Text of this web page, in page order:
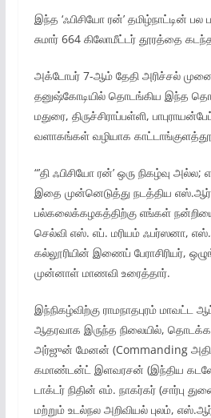
இந்த ‘ஃபிசியோ ரன்’ தமிழ்நாட்டின்
சுமார் 664 கிலோமீட்டர் தூரத்தை
அக்டோபர் 7-ஆம் தேதி அரிச்சல்
தனுஷ்கோடியில் தொடங்கிய இந்த
மதுரை, திருச்சிராப்பள்ளி,
வளாகங்கள் வழியாக
“’தி ஃபிசியோ ரன்’ ஒரு நிகழ்வு
இதை முன்னெடுத்து நடத்திய
பல்கலைக்கழகத்திற்கு எங்கள்
செல்வி எஸ். எப். மரியம் ஃபர்ஸனா,
கல்லூரியின் இணைப் பேராசிரியர்,
முன்னாள் மாணவி உரைத்தார்.
இந்நிகழ்விற்கு ராமநாதபுரம் மாவட்ட
ஆதரவாக இருந்த நிலையில்,
அர்ஜுன் மேனன் (Commanding
கமாண்டன்ட் இளவரசன் (இந்திய
டாக்டர் நிதின் எம். நாகர்கர் (சார்பு
மற்றும் உடல்நல அறிவியல் புலம்,